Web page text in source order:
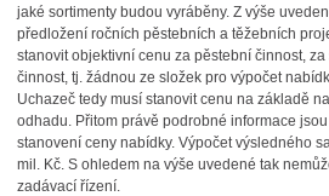
jaké sortimenty budou vyráběny. Z výše
předložení ročních pěstebních a těžebních
stanovit objektivní cenu za pěstební činnost,
činnost, tj. žádnou ze složek pro výpočet
Uchazeč tedy musí stanovit cenu na základě
odhadu. Přitom právě podrobné informace
stanovení ceny nabídky. Výpočet výsledného
mil. Kč. S ohledem na výše uvedené tak
zadávací řízení.